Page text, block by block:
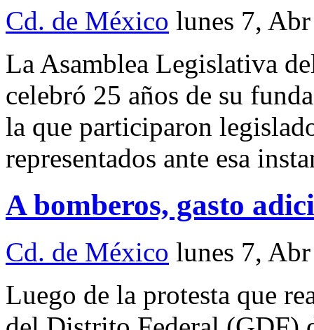
Cd. de México lunes 7,
La Asamblea Legislativa
celebró 25 años de su
la que participaron
representados ante esa
A bomberos, gasto
Cd. de México lunes 7,
Luego de la protesta que